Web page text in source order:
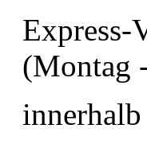
Express-
(Montag